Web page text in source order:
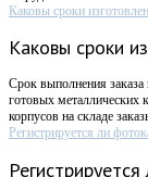
Каковы сроки
Каковы сроки
Срок выполнения заказа
готовых металлических
корпусов на складе
Регистрируется ли